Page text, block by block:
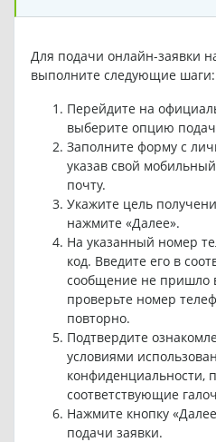
Для подачи онлайн-заявки
выполните следующие шаги:
Перейдите на
выберите опцию
Заполните форму с
указав свой
почту.
Укажите цель
нажмите «Далее».
На указанный номер
код. Введите его в
сообщение не пришло
проверьте номер
повторно.
Подтвердите
условиями
конфиденциальности,
соответствующие
Нажмите кнопку
подачи заявки.